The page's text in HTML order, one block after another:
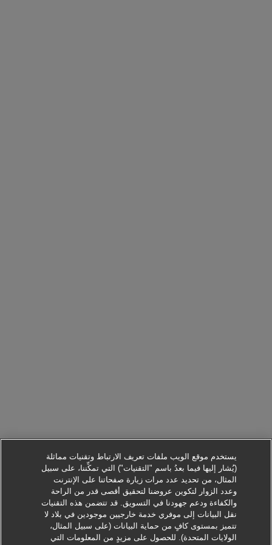
يستخدم موقع الويب ملفات تعريف الارتباط وتقنيات مماثلة
(يُشار إليها فيما بعدُ باسم "التقنيات") التي تمكِّننا، على سبيل
المثال، من تحديد عدد مرات زيارة صفحاتنا على الإنترنت
وعدد الزوار لتكوين عروضنا لتحقيق أقصى قدر من الراحة
والكفاءة ودعم جهودنا في التسويق. قد تتضمن هذه التقنيات
نقل البيانات إلى موفري خدمة خارجيين موجودين في بلاد لا
تتميز بمستوى كافٍ من حماية البيانات (على سبيل المثال،
الولايات المتحدة). للحصول على مزيدٍ من المعلومات التي